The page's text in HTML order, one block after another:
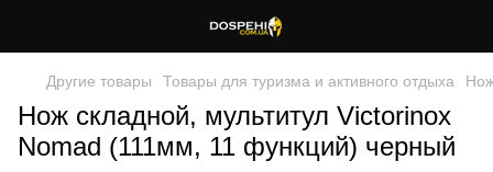
Другие товары Товары для туризма и активного отдыха
Нож складной, мультитул Victorinox
Nomad (111мм, 11 функций) черный